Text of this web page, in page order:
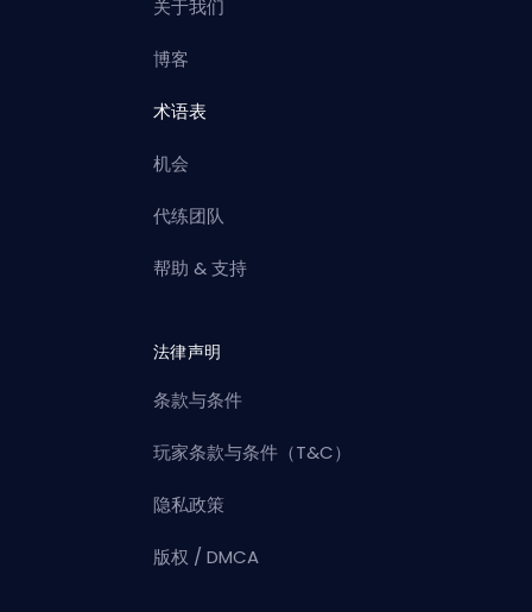
关于我们
博客
术语表
机会
代练团队
帮助 & 支持
法律声明
条款与条件
玩家条款与条件（T&C）
隐私政策
版权 / DMCA